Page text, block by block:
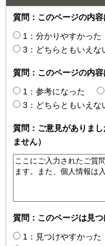
質問：このページの内
1：分かりやすかった
3：どちらともいえな
質問：このページの内
1：参考になった
3：どちらともいえな
質問：ご意見がありま
ません）
質問：このページは見
1：見つけやすかった